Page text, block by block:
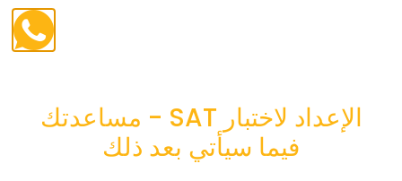
الإعداد لاختبار SAT - مساعدتك
فيما سيأتي بعد ذلك